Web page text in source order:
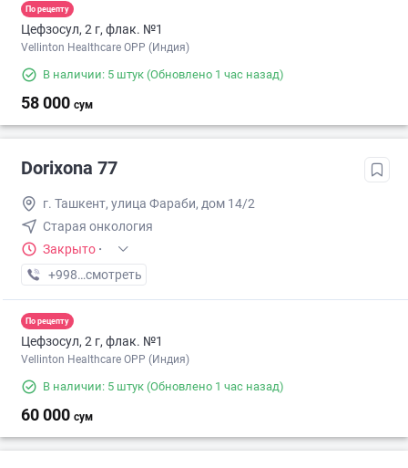
По рецепту
Цефзосул, 2 г, флак. №1
Vellinton Healthcare OPP (Индия)
В наличии: 5 штук (Обновлено 1 час назад)
58 000 сум
Dorixona 77
г. Ташкент, улица Фараби, дом 14/2
Старая онкология
Закрыто ·
+998 (33) XXX-XX-XX
смотреть
По рецепту
Цефзосул, 2 г, флак. №1
Vellinton Healthcare OPP (Индия)
В наличии: 5 штук (Обновлено 1 час назад)
60 000 сум